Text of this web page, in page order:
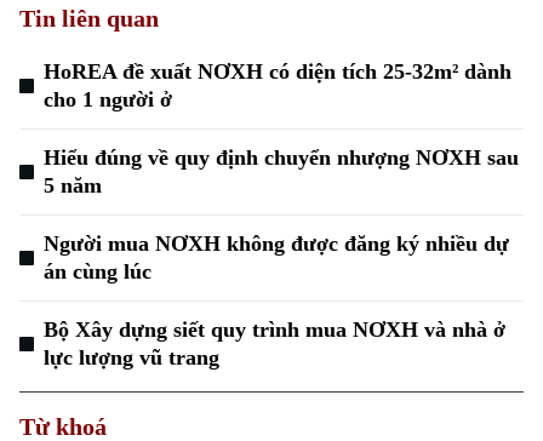
Xu hướng
Tin liên quan
HoREA đề xuất NƠXH có diện tích 25-32m² dành
cho 1 người ở
Hiểu đúng về quy định chuyển nhượng NƠXH sau
5 năm
Người mua NƠXH không được đăng ký nhiều dự
án cùng lúc
Bộ Xây dựng siết quy trình mua NƠXH và nhà ở
lực lượng vũ trang
Từ khoá